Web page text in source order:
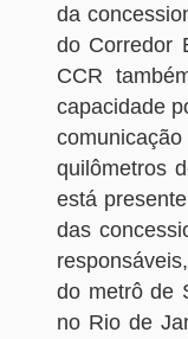
da
do Corredor
CCR
capacidade
quilômetros
está
das
do metrô de
no Rio de